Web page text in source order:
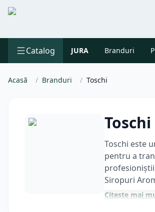
Catalog JURA Branduri
Acasă / Branduri / Toschi
Toschi
Toschi este
pentru a
profesioniștii
Siropuri
Gama de
Citește mai